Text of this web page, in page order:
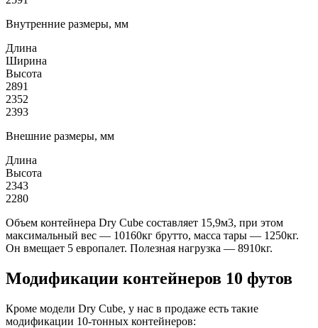
Внутренние размеры, мм
Длина
Ширина
Высота
2891
2352
2393
Внешние размеры, мм
Длина
Высота
2343
2280
Объем контейнера Dry Cube составляет 15,9м3, при этом
максимальный вес — 10160кг брутто, масса тары — 1250кг.
Он вмещает 5 европалет. Полезная нагрузка — 8910кг.
Модификации контейнеров 10 футов
Кроме модели Dry Cube, у нас в продаже есть такие
модификации 10-тонных контейнеров: